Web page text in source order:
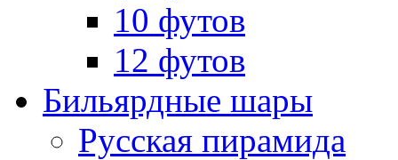
10 футов
12 футов
Бильярдные шары
Русская пирамида